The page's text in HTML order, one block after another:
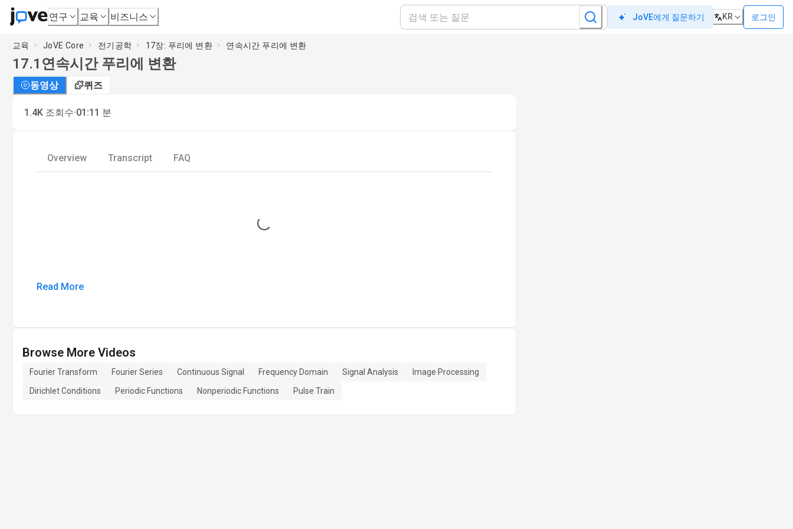
연구 교육 비즈니스 JoVE에게 질문하기 KR 로그인
교육 JoVE Core 전기공학 17장: 푸리에 변환 연속시간 푸리에 변환
17.1 연속시간 푸리에 변환
동영상 퀴즈
1.4K 조회수·01:11 분
Overview Transcript FAQ
Loading...
Read More
Browse More Videos
Fourier Transform Fourier Series Continuous Signal Frequency Domain Signal Analysis
Image Processing
Dirichlet Conditions
Periodic Functions Nonperiodic Functions Pulse Train